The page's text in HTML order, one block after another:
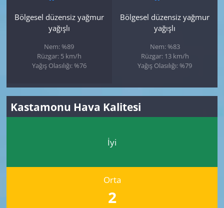
Bölgesel düzensiz yağmur
yağışlı
Nem: %89
Rüzgar: 5 km/h
Yağış Olasılığı: %76
Bölgesel düzensiz yağmur
yağışlı
Nem: %83
Rüzgar: 13 km/h
Yağış Olasılığı: %79
Kastamonu Hava Kalitesi
İyi
Orta
2